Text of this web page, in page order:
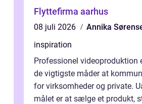
Flyttefirma aarhus
08 juli 2026
Annika
inspiration
Professionel videoproduktion
de vigtigste måder at
for virksomheder og private.
målet er at sælge et produkt,